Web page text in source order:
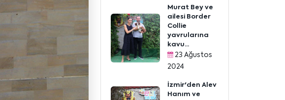
Murat Bey ve
ailesi Border
Collie
yavrularına
kavu...
23 Ağustos
2024
İzmir'den Alev
Hanım ve